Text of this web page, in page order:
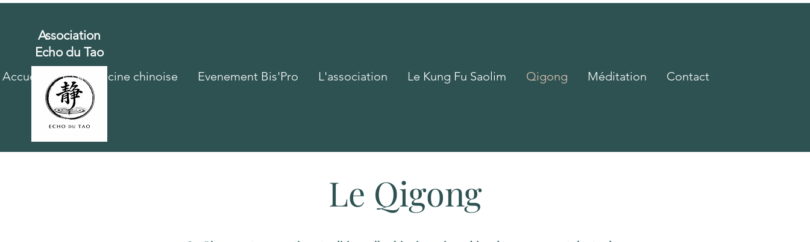
Association
Echo du Tao
Accueil La médecine chinoise Evenement Bis'Pro L'association Le Kung Fu Saolim Qigong Méditation Contact
Le Qigong